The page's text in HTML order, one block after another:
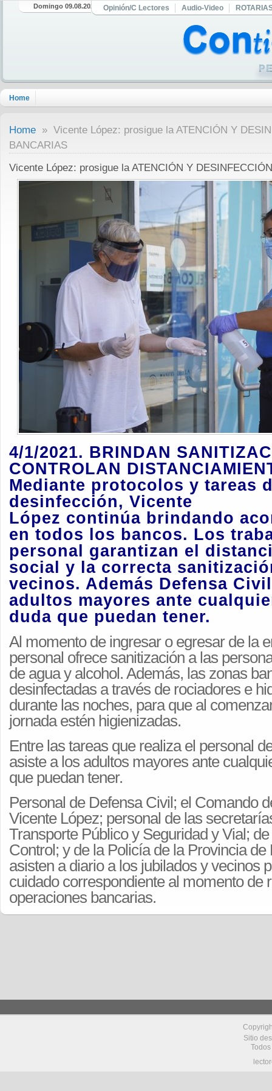
Domingo 09.08.2026 Opinión/C Lectores Audio-Video
Home
Home » Vicente López: prosigue la ATENCIÓN Y
BANCARIAS
Vicente López: prosigue la ATENCIÓN Y
4/1/2021. BRINDAN
CONTROLAN
Mediante protocolos y tareas
desinfección, Vicente
López continúa brindando
en todos los bancos. Los
personal garantizan el
social y la correcta
vecinos. Además Defensa
adultos mayores ante
duda que puedan tener.
Al momento de ingresar o egresar de la
personal ofrece sanitización a las
de agua y alcohol. Además, las zonas
desinfectadas a través de rociadores e
durante las noches, para que al
jornada estén higienizadas.
Entre las tareas que realiza el personal
asiste a los adultos mayores ante
que puedan tener.
Personal de Defensa Civil; el Comando
Vicente López; personal de las
Transporte Público y Seguridad y Vial;
Control; y de la Policía de la Provincia de
asisten a diario a los jubilados y vecinos
cuidado correspondiente al momento de
operaciones bancarias.
Sitio